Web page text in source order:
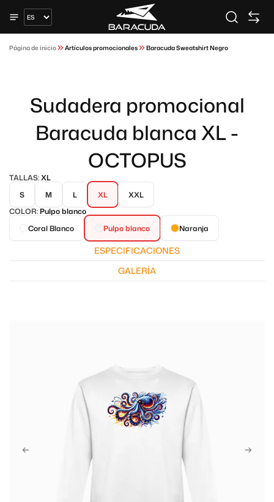
Página de inicio Artículos promocionales Baracuda Sweatshirt Negro
Sudadera promocional
Baracuda blanca XL -
OCTOPUS
TALLAS:XL
S
M L XL
XXL
COLOR:Pulpo blanco
Coral Blanco
Pulpo blanco Naranja
ESPECIFICACIONES
GALERÍA